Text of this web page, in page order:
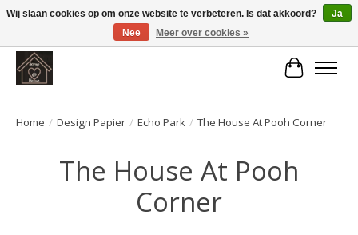
Large selection of products and fast shipping!
Home / Design Papier / Echo Park / The House At Pooh Corner
The House At Pooh
Corner
Wij slaan cookies op om onze website te verbeteren. Is dat akkoord?
Ja
Nee
Meer over cookies »